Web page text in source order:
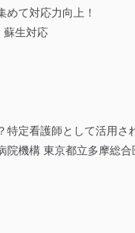
て対応力向上！
蘇生対応
特定看護師として活用さ
機構 東京都立多摩総合